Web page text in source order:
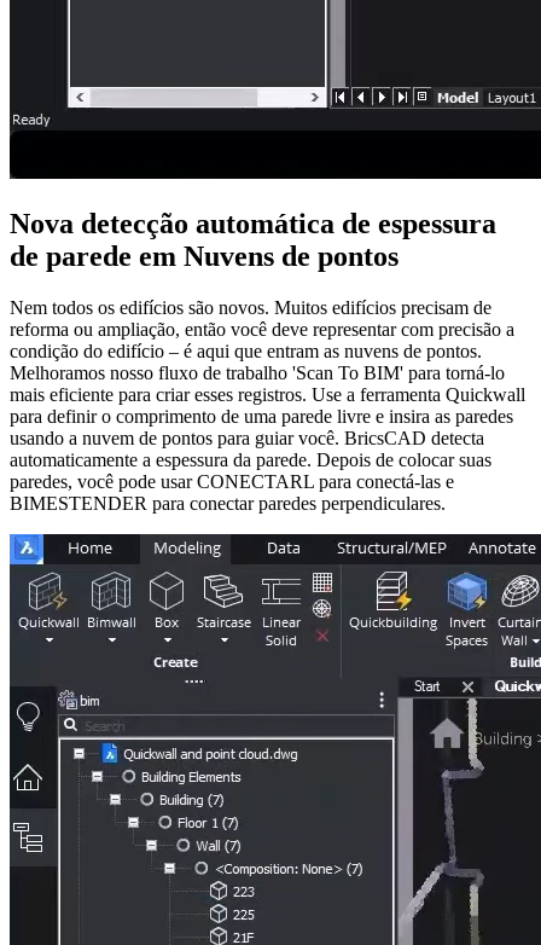
Nova detecção automática de espessura
de parede em Nuvens de pontos
Nem todos os edifícios são novos. Muitos edifícios precisam de
reforma ou ampliação, então você deve representar com precisão a
condição do edifício – é aqui que entram as nuvens de pontos.
Melhoramos nosso fluxo de trabalho 'Scan To BIM' para torná-lo
mais eficiente para criar esses registros. Use a ferramenta Quickwall
para definir o comprimento de uma parede livre e insira as paredes
usando a nuvem de pontos para guiar você. BricsCAD detecta
automaticamente a espessura da parede. Depois de colocar suas
paredes, você pode usar CONECTARL para conectá-las e
BIMESTENDER para conectar paredes perpendiculares.